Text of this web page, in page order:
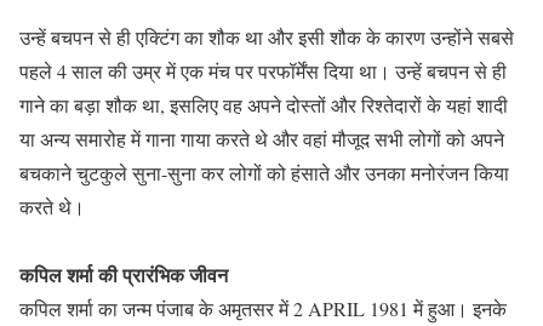
उन्हें बचपन से ही एक्टिंग का शौक था और इसी शौक के कारण उन्होंने सबसे
पहले 4 साल की उम्र में एक मंच पर परफॉर्मेंस दिया था। उन्हें बचपन से ही
गाने का बड़ा शौक था, इसलिए वह अपने दोस्तों और रिश्तेदारों के यहां शादी
या अन्य समारोह में गाना गाया करते थे और वहां मौजूद सभी लोगों को अपने
बचकाने चुटकुले सुना-सुना कर लोगों को हंसाते और उनका मनोरंजन किया
करते थे।
कपिल शर्मा की प्रारंभिक जीवन
कपिल शर्मा का जन्म पंजाब के अमृतसर में 2 APRIL 1981 में हुआ। इनके